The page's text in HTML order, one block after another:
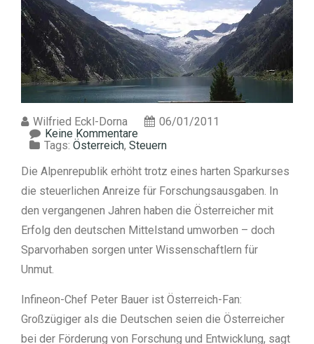
Wilfried Eckl-Dorna
06/01/2011
Keine Kommentare
Tags: Österreich, Steuern
Die Alpenrepublik erhöht trotz eines harten Sparkurses
die steuerlichen Anreize für Forschungsausgaben. In
den vergangenen Jahren haben die Österreicher mit
Erfolg den deutschen Mittelstand umworben – doch
Sparvorhaben sorgen unter Wissenschaftlern für
Unmut.
Infineon-Chef Peter Bauer ist Österreich-Fan:
Großzügiger als die Deutschen seien die Österreicher
bei der Förderung von Forschung und Entwicklung, sagt